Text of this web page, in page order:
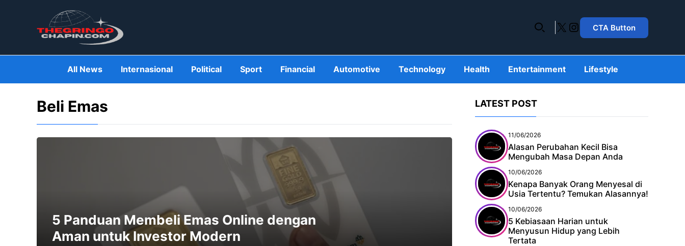
X Instagram
CTA Button
All News Internasional Political Sport Financial Automotive Technology Health Entertainment Lifestyle
Beli Emas
5 Panduan Membeli Emas Online dengan
Aman untuk Investor Modern
LATEST POST
11/06/2026
Alasan Perubahan Kecil Bisa
Mengubah Masa Depan Anda
10/06/2026
Kenapa Banyak Orang Menyesal di
Usia Tertentu? Temukan Alasannya!
10/06/2026
5 Kebiasaan Harian untuk
Menyusun Hidup yang Lebih
Tertata